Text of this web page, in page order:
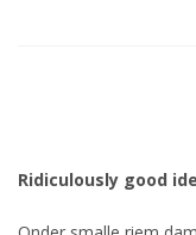
Ridiculously good